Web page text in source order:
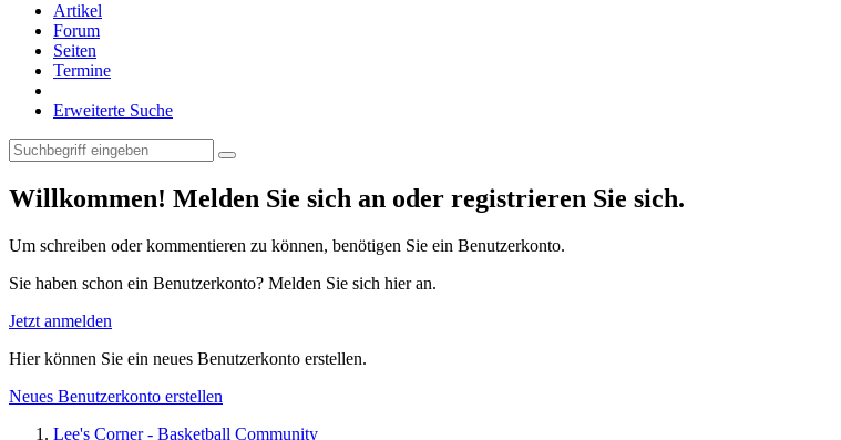
Artikel
Forum
Seiten
Termine
Erweiterte Suche
Willkommen! Melden Sie sich an oder registrieren Sie sich.
Um schreiben oder kommentieren zu können, benötigen Sie ein Benutzerkonto.
Sie haben schon ein Benutzerkonto? Melden Sie sich hier an.
Jetzt anmelden
Hier können Sie ein neues Benutzerkonto erstellen.
Neues Benutzerkonto erstellen
Lee's Corner - Basketball Community